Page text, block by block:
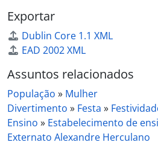
Exportar
Dublin Core 1.1 XML
EAD 2002 XML
Assuntos relacionados
População » Mulher
Divertimento » Festa »
Ensino » Estabelecimento de
Externato Alexandre Herculano